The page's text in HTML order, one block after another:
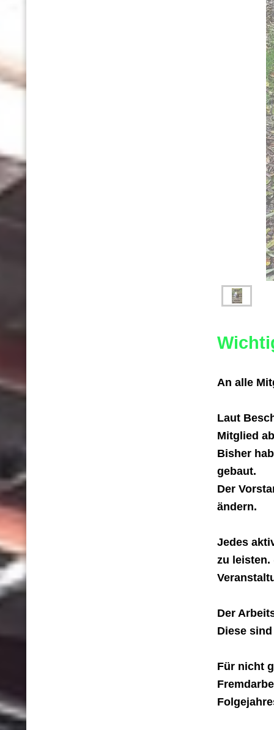
An alle
Laut
Mitglied
Bisher
gebaut.
Der
ändern.
Jedes
zu leisten.
Der
Diese
Für nicht